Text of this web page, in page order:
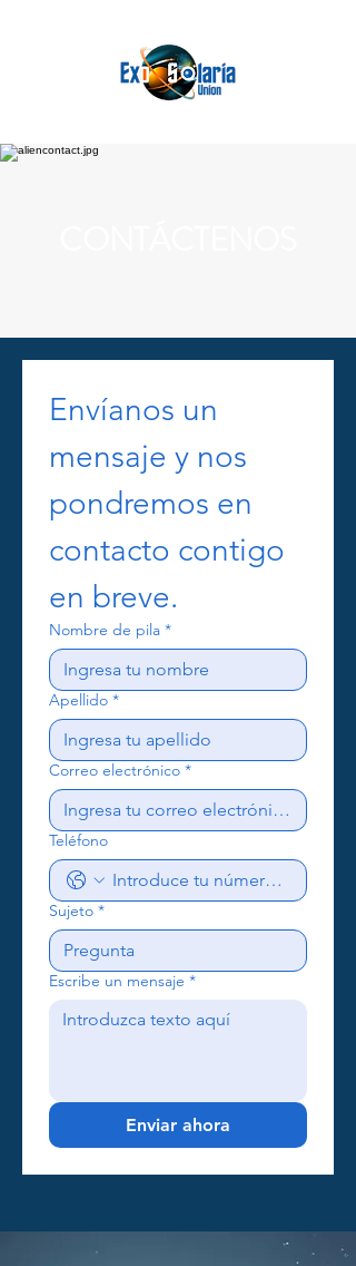
Envíanos un
mensaje y nos
pondremos en
contacto contigo
en breve.
Nombre de pila *
Apellido *
Correo electrónico *
Teléfono
Sujeto *
Escribe un mensaje *
Enviar ahora